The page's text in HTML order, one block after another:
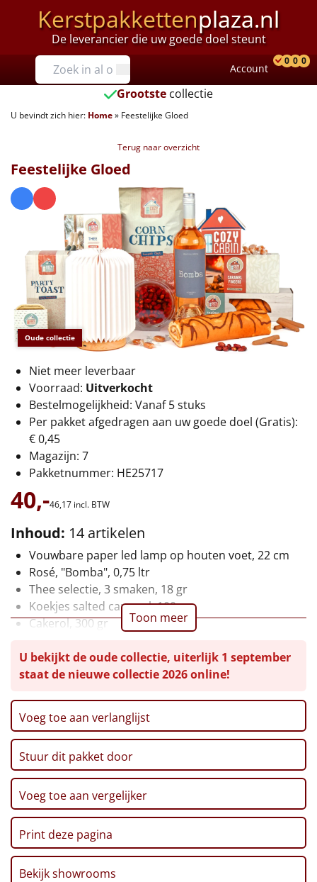
Kerstpakkettenplaza.nl
De leverancier die uw goede doel steunt
Prijzen
Tot €25
€25 tot €35
€40 tot €45
€45 tot €50
€50 tot €55
€55 tot €75
€75 tot €100
€100 en hoger
Alle kerstpakketten 2026
Thema
Origineel
Rituals
Mannen
Vrouwen
Duurzaam
Leuke
Uniek
Alle thema's
Artikel
Hitster
Pizzarette
Account
0 0 0
Grootste collectie
U bevindt zich hier: Home» Feestelijke Gloed
Terug naar overzicht
Oude collectie
Feestelijke Gloed
Niet meer leverbaar
Voorraad: Uitverkocht
Bestelmogelijkheid: Vanaf 5 stuks
Per pakket afgedragen aan uw goede doel (Gratis):
€ 0,45
Magazijn: 7
Pakketnummer: HE25717
40,-46,17 incl. BTW
Inhoud: 14 artikelen
Vouwbare paper led lamp op houten voet, 22 cm
Rosé, "Bomba", 0,75 ltr
Thee selectie, 3 smaken, 18 gr
Koekjes salted caramel, 100 gr
Cakerol, 300 gr
Toast, 80 gr
Smeer & dipkaas, 100 gr
Kerstkaart
Voucher Ponycity
Voucher Fletcher hotel
Verpakt in een feestelijke kerstdoos
Toon meer
U bekijkt de oude collectie, uiterlijk 1 september
staat de nieuwe collectie 2026 online!
Voeg toe aan verlanglijst
Stuur dit pakket door
Voeg toe aan vergelijker
Print deze pagina
Bekijk showrooms